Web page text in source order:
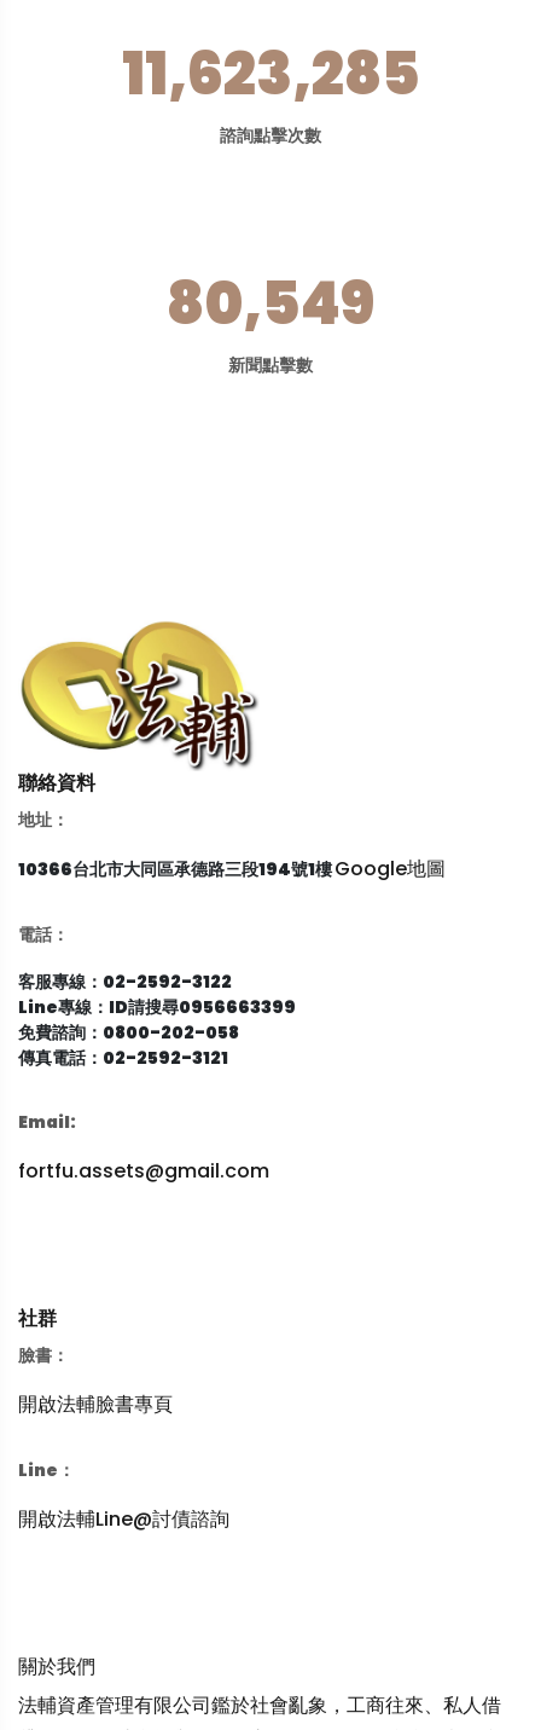
11,623,285
諮詢點擊次數
80,549
新聞點擊數
聯絡資料
地址：
10366台北市大同區承德路三段194號1樓Google地圖
電話：
客服專線：02-2592-3122
Line專線：ID請搜尋0956663399
免費諮詢：0800-202-058
傳真電話：02-2592-3121
Email:
fortfu.assets@gmail.com
社群
臉書：
開啟法輔臉書專頁
Line：
開啟法輔Line@討債諮詢
關於我們
法輔資產管理有限公司鑑於社會亂象，工商往來、私人借